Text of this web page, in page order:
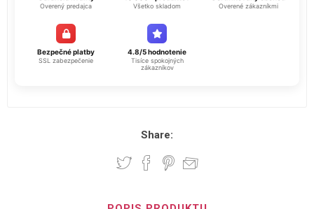
Overený predajca Všetko skladom Overené zákazníkmi
Bezpečné platby
SSL zabezpečenie
4.8/5 hodnotenie
Tisíce spokojných
zákazníkov
Share: